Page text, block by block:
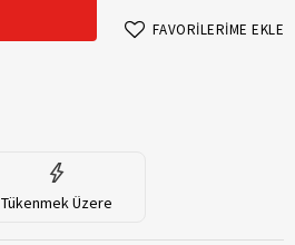
FAVORİLERİME EKLE
Tükenmek Üzere